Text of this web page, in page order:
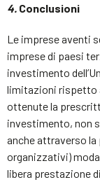
4. Conclusioni
Le imprese aventi
imprese di paesi
investimento
limitazioni rispetto
ottenute la
investimento, non
anche attraverso
organizzativi)
libera prestazione